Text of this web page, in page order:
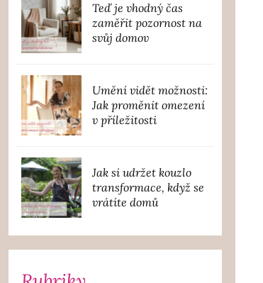
Teď je vhodný čas
zaměřit pozornost na
svůj domov
Umění vidět možnosti:
Jak proměnit omezení
v příležitosti
Jak si udržet kouzlo
transformace, když se
vrátíte domů